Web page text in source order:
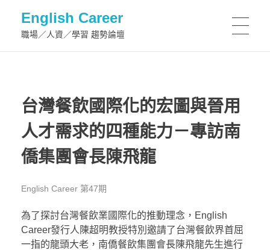
English Career
職場／人資／學習 趨勢論壇
台灣餐飲國際化的宏圖與晉用
人才需求的四種能力－專訪南
僑集團會長陳飛龍
English Career 第47期
為了探討台灣餐飲業國際化的推動理念，English
Career發行人陳超明教授特別邀請了台灣餐飲界首屈
一指的龍頭大老，南僑餐飲集團會長陳飛龍先生進行